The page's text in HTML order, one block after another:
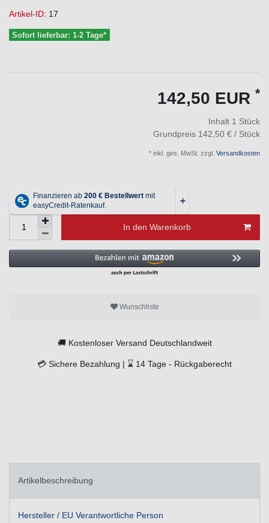
Artikel-ID: 17
Sofort lieferbar: 1-2 Tage*
142,50 EUR *
Inhalt 1 Stück
Grundpreis 142,50 € / Stück
* inkl. ges. MwSt. zzgl. Versandkosten
In den Warenkorb
Wunschliste
🚚 Kostenloser Versand Deutschlandweit
💳 Sichere Bezahlung | ⌛ 14 Tage - Rückgaberecht
Artikelbeschreibung
Hersteller / EU Verantwortliche Person